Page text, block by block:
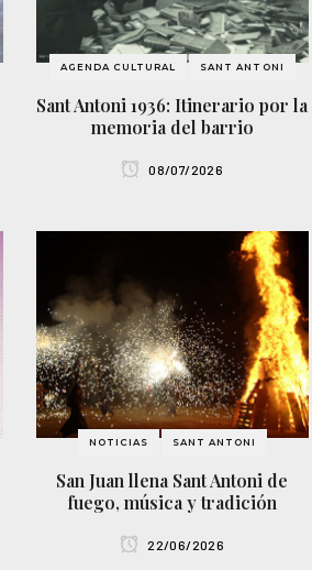
AGENDA CULTURAL SANT ANTONI
Sant Antoni 1936: Itinerario por la
memoria del barrio
08/07/2026
NOTICIAS SANT ANTONI
San Juan llena Sant Antoni de
fuego, música y tradición
22/06/2026